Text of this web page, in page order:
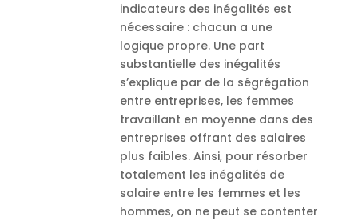
indicateurs des inégalités est
nécessaire : chacun a une
logique propre. Une part
substantielle des inégalités
s’explique par de la ségrégation
entre entreprises, les femmes
travaillant en moyenne dans des
entreprises offrant des salaires
plus faibles. Ainsi, pour résorber
totalement les inégalités de
salaire entre les femmes et les
hommes, on ne peut se contenter